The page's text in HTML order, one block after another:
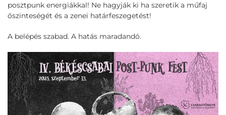
posztpunk energiákkal! Ne hagyják ki ha szeretik a műfaj
őszinteségét és a zenei határfeszegetést!
A belépés szabad. A hatás maradandó.